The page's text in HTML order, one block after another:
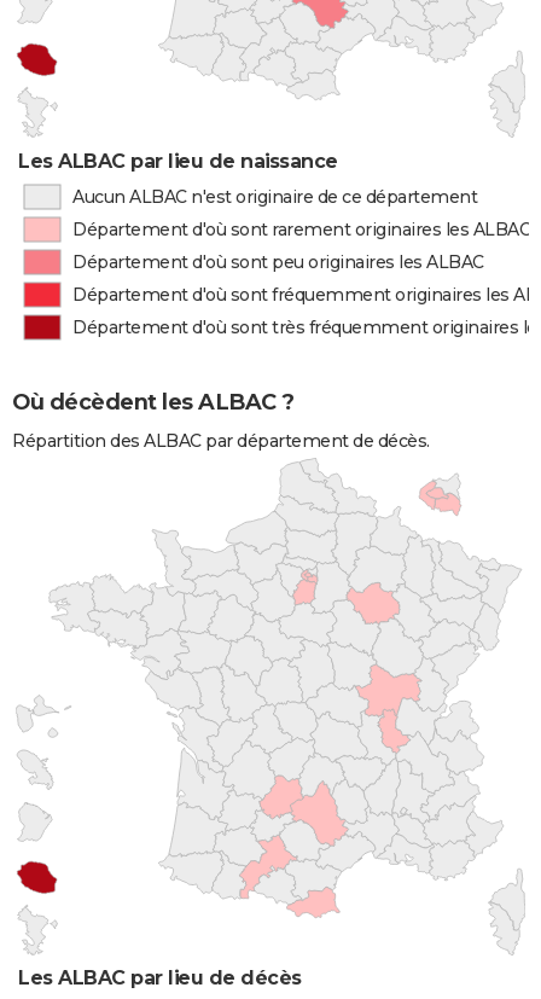
Les ALBAC par lieu de naissance
Aucun ALBAC n'est originaire de ce département
Département d'où sont rarement originaires les ALBAC
Département d'où sont peu originaires les ALBAC
Département d'où sont fréquemment originaires les
Département d'où sont très fréquemment originaires
Où décèdent les ALBAC ?
Répartition des ALBAC par département de décès.
Les ALBAC par lieu de décès